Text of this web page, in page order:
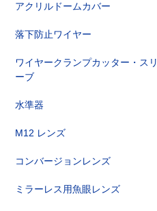
アクリルドームカバー
落下防止ワイヤー
ワイヤークランプカッター・スリ
ーブ
水準器
M12 レンズ
コンバージョンレンズ
ミラーレス用魚眼レンズ